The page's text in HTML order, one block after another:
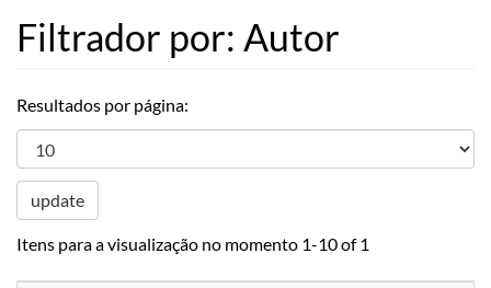
Filtrador por: Autor
Resultados por página:
update
Itens para a visualização no momento 1-10 of 1